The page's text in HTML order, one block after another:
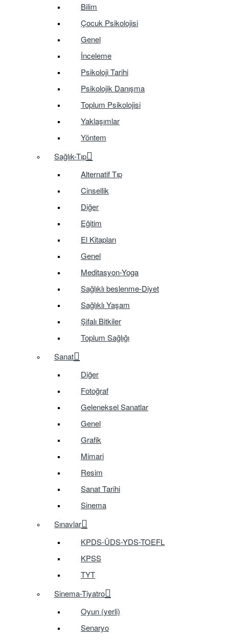
Bilim
Çocuk Psikolojisi
Genel
İnceleme
Psikoloji Tarihi
Psikolojik Danışma
Toplum Psikolojisi
Yaklaşımlar
Yöntem
Sağlık-Tıp
Alternatif Tıp
Cinsellik
Diğer
Eğitim
El Kitapları
Genel
Meditasyon-Yoga
Sağlıklı beslenme-Diyet
Sağlıklı Yaşam
Şifalı Bitkiler
Toplum Sağlığı
Sanat
Diğer
Fotoğraf
Geleneksel Sanatlar
Genel
Grafik
Mimari
Resim
Sanat Tarihi
Sinema
Sınavlar
KPDS-ÜDS-YDS-TOEFL
KPSS
TYT
Sinema-Tiyatro
Oyun (yerli)
Senaryo